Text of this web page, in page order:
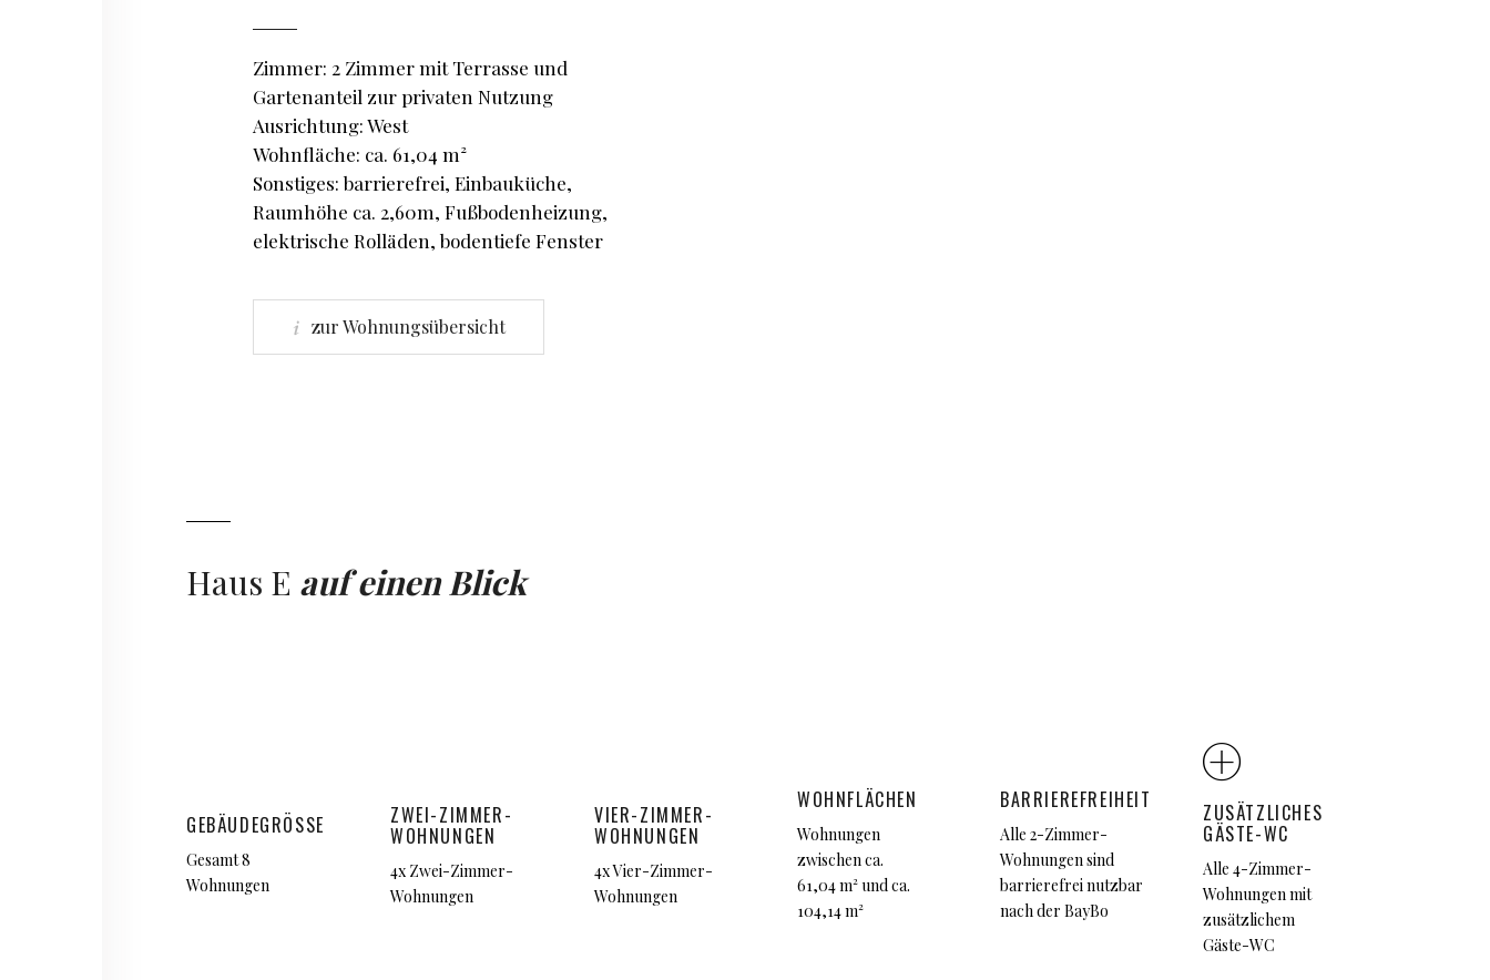
Zimmer: 2 Zimmer mit Terrasse und
Gartenanteil zur privaten Nutzung
Ausrichtung: West
Wohnfläche: ca. 61,04 m²
Sonstiges: barrierefrei, Einbauküche,
Raumhöhe ca. 2,60m, Fußbodenheizung,
elektrische Rolläden, bodentiefe Fenster
zur Wohnungsübersicht
Haus E auf einen Blick
GEBÄUDEGRÖSSE
Gesamt 8
Wohnungen
ZWEI-ZIMMER-
WOHNUNGEN
4x Zwei-Zimmer-
Wohnungen
VIER-ZIMMER-
WOHNUNGEN
4x Vier-Zimmer-
Wohnungen
WOHNFLÄCHEN
Wohnungen
zwischen ca.
61,04 m² und ca.
104,14 m²
BARRIEREFREIHEIT
Alle 2-Zimmer-
Wohnungen sind
barrierefrei nutzbar
nach der BayBo
ZUSÄTZLICHES
GÄSTE-WC
Alle 4-Zimmer-
Wohnungen mit
zusätzlichem
Gäste-WC